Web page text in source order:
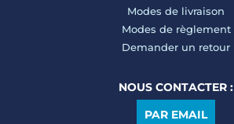
Modes de livraison
Modes de règlement
Demander un retour
NOUS CONTACTER :
PAR EMAIL